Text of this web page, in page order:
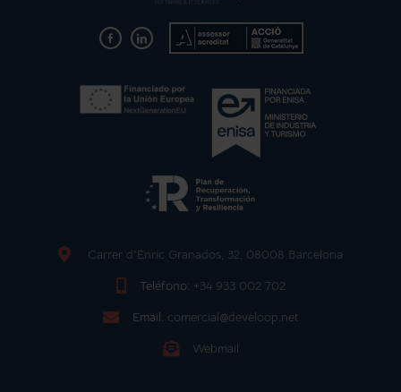
Carrer d'Enric Granados, 32, 08008 Barcelona
Teléfono: +34 933 002 702
Email: comercial@develoop.net
Webmail